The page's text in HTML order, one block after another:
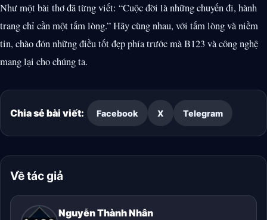
Như một bài thơ đã từng viết: “Cuộc đời là những chuyến đi, hành
trang chỉ cần một tấm lòng.” Hãy cùng nhau, với tấm lòng và niềm
tin, chào đón những điều tốt đẹp phía trước mà B123 và công nghệ
mang lại cho chúng ta.
Chia sẻ bài viết: Facebook X Telegram
Về tác giả
Nguyễn Thành Nhân